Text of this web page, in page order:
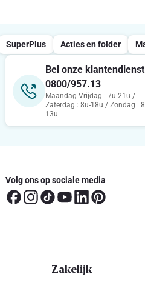
SuperPlus Acties en folder
Bel onze
0800/957.13
Maandag-Vrijdag : 7u-21u /
Zaterdag : 8u-18u / Zondag :
13u
Volg ons op sociale media
Zakelijk